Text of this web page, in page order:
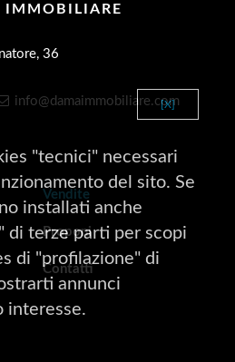
IMMOBILIARE
36
info@damaimmobiliare.com
Vendite
Proponi
Contatti
[X]
"tecnici" necessari
del sito. Se
installati anche
di terze parti per scopi
di "profilazione" di
annunci
interesse.